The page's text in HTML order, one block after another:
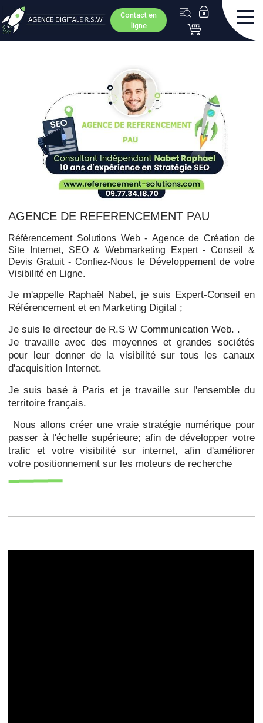
Contact en
ligne
AGENCE DE REFERENCEMENT PAU
Référencement Solutions Web - Agence de Création de
Site Internet, SEO & Webmarketing Expert - Conseil &
Devis Gratuit - Confiez-Nous le Développement de votre
Visibilité en Ligne.
Je m'appelle Raphaël Nabet, je suis Expert-Conseil en
Référencement et en Marketing Digital ;
Je suis le directeur de R.S W Communication Web. .
Je travaille avec des moyennes et grandes sociétés
pour leur donner de la visibilité sur tous les canaux
d'acquisition Internet.
Je suis basé à Paris et je travaille sur l'ensemble du
territoire français.
Nous allons créer une vraie stratégie numérique pour
passer à l'échelle supérieure; afin de développer votre
trafic et votre visibilité sur internet, afin d'améliorer
votre positionnement sur les moteurs de recherche